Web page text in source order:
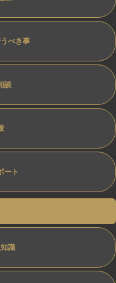
べき事
談
ート
識